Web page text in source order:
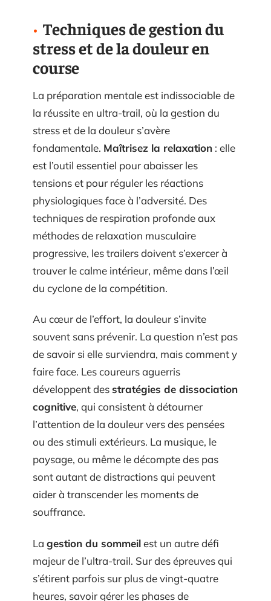
Techniques de gestion du
stress et de la douleur en
course
La préparation mentale est indissociable de
la réussite en ultra-trail, où la gestion du
stress et de la douleur s’avère
fondamentale. Maîtrisez la relaxation : elle
est l’outil essentiel pour abaisser les
tensions et pour réguler les réactions
physiologiques face à l’adversité. Des
techniques de respiration profonde aux
méthodes de relaxation musculaire
progressive, les trailers doivent s’exercer à
trouver le calme intérieur, même dans l’œil
du cyclone de la compétition.
Au cœur de l’effort, la douleur s’invite
souvent sans prévenir. La question n’est pas
de savoir si elle surviendra, mais comment y
faire face. Les coureurs aguerris
développent desstratégies de dissociation
cognitive, qui consistent à détourner
l’attention de la douleur vers des pensées
ou des stimuli extérieurs. La musique, le
paysage, ou même le décompte des pas
sont autant de distractions qui peuvent
aider à transcender les moments de
souffrance.
La gestion du sommeilest un autre défi
majeur de l’ultra-trail. Sur des épreuves qui
s’étirent parfois sur plus de vingt-quatre
heures, savoir gérer les phases de